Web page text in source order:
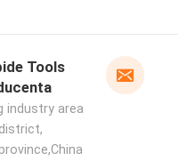
Tools
industry area